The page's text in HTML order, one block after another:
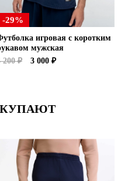
-29%
игровая с коротким
мужская
200 ₽
3 000 ₽